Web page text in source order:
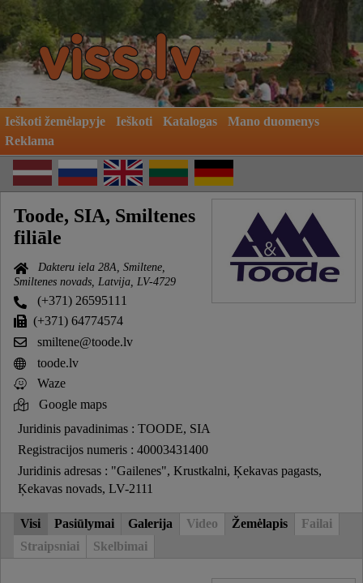
Ieškoti žemėlapyje Ieškoti Katalogas
Mano duomenys
Reklama
Toode, SIA, Smiltenes
filiāle
Dakteru iela 28A, Smiltene,
Smiltenes novads, Latvija, LV-4729
(+371) 26595111
(+371) 64774574
smiltene@toode.lv
toode.lv
Waze
Google maps
Juridinis pavadinimas : TOODE, SIA
Registracijos numeris : 40003431400
Juridinis adresas : "Gailenes", Krustkalni, Ķekavas pagasts,
Ķekavas novads, LV-2111
Visi Pasiūlymai Galerija Video Žemėlapis
Failai
Straipsniai
Skelbimai